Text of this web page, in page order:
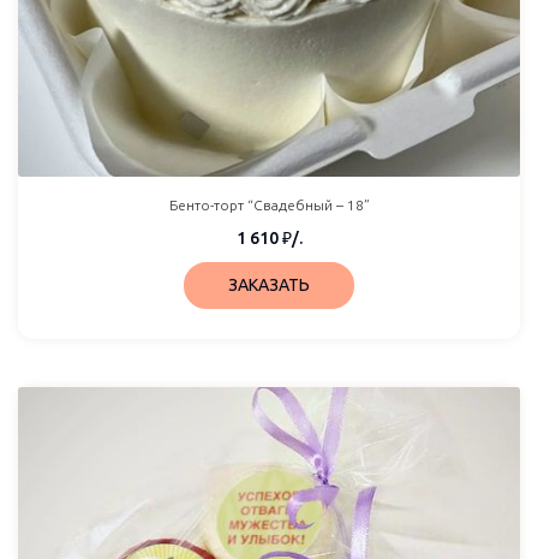
Бенто-торт “Свадебный – 18”
1 610₽/.
ЗАКАЗАТЬ